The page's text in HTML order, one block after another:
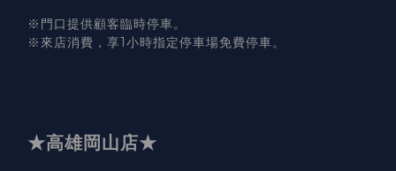
※門口提供顧客臨時停車。
※來店消費，享1小時指定停車場免費停車。
★高雄岡山店★